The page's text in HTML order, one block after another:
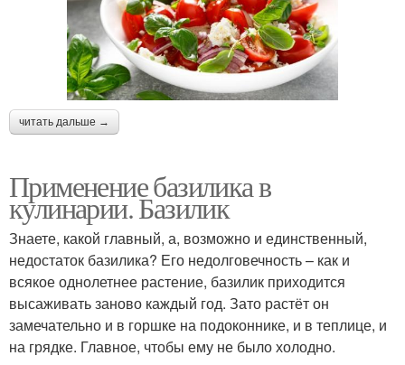
читать дальше →
Применение базилика в
кулинарии. Базилик
Знаете, какой главный, а, возможно и единственный,
недостаток базилика? Его недолговечность – как и
всякое однолетнее растение, базилик приходится
высаживать заново каждый год. Зато растёт он
замечательно и в горшке на подоконнике, и в теплице, и
на грядке. Главное, чтобы ему не было холодно.